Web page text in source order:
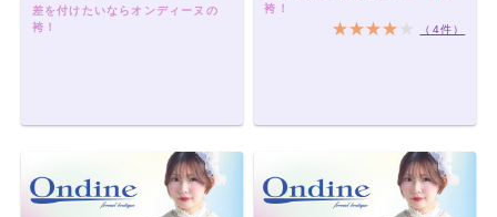
差を付けたいならオンディーヌの
袴！
袴！
（4件）